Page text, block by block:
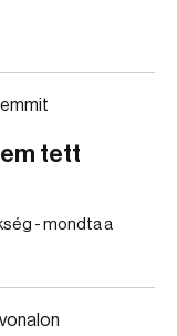
tett
- mondta a